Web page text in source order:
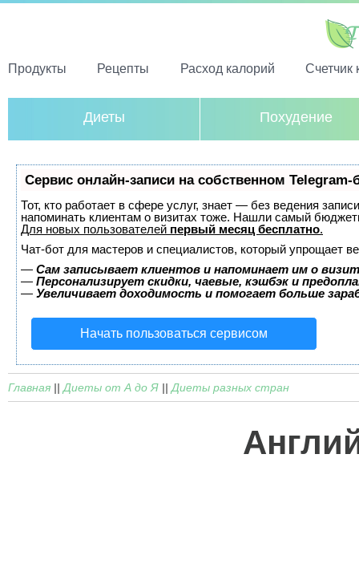
Продукты Рецепты Расход калорий Счетчик
Диеты Похудение
Сервис онлайн-записи на собственном Telegram-
Тот, кто работает в сфере услуг, знает — без ведения
напоминать клиентам о визитах тоже. Нашли самый
Для новых пользователей первый месяц бесплатно.
Чат-бот для мастеров и специалистов, который упрощает
— Сам записывает клиентов и напоминает им о
— Персонализирует скидки, чаевые, кэшбэк и
— Увеличивает доходимость и помогает больше
Начать пользоваться сервисом
Главная || Диеты от А до Я || Диеты разных стран